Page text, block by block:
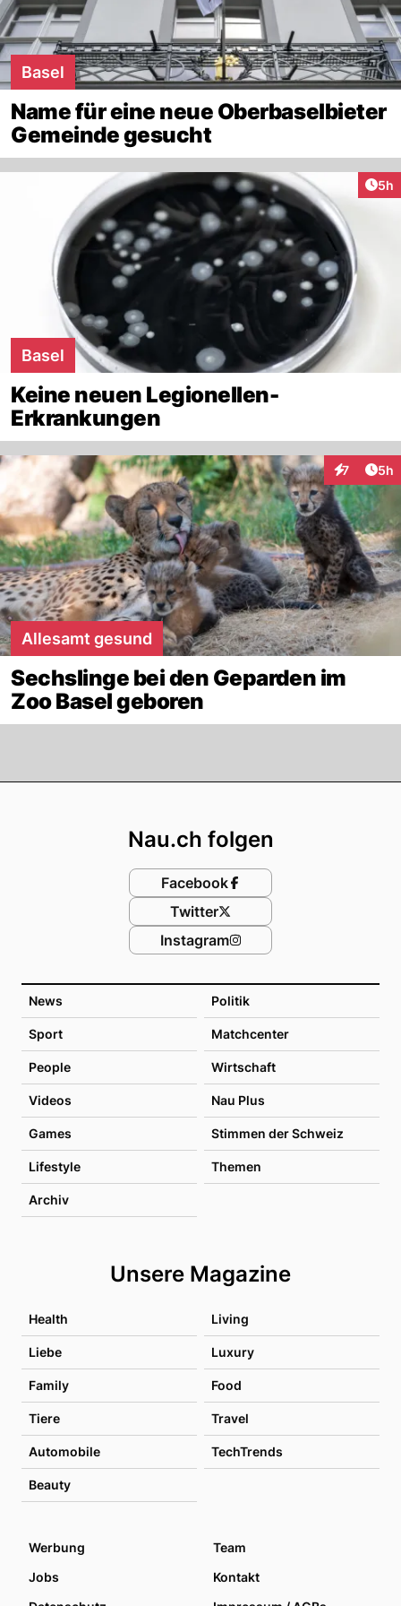
Basel
Name für eine neue Oberbaselbieter
Gemeinde gesucht
5h
Basel
Keine neuen Legionellen-
Erkrankungen
7 5h
Allesamt gesund
Sechslinge bei den Geparden im
Zoo Basel geboren
News Politik
Sport Matchcenter
People Wirtschaft
Videos Nau Plus
Games Stimmen der Schweiz
Lifestyle Themen
Archiv
Unsere Magazine
Health Living
Liebe Luxury
Family Food
Tiere Travel
Automobile TechTrends
Beauty
Nau.ch folgen
Facebook
Twitter
Instagram
Werbung
Team
Jobs
Kontakt